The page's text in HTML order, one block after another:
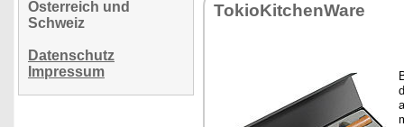
Österreich und
Schweiz
Datenschutz
Impressum
To­kio­Kit­chen­Wa­re